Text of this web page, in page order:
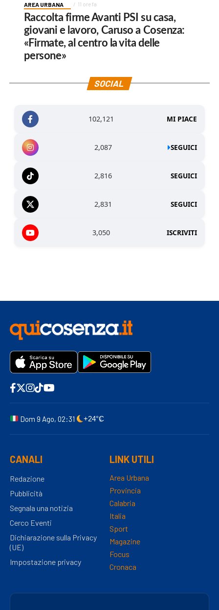
AREA URBANA 11 ore fa
Raccolta firme Avanti PSI su casa,
giovani e lavoro, Caruso a Cosenza:
«Firmate, al centro la vita delle
persone»
SOCIAL
102,121 MI PIACE
2,087 SEGUICI
2,816 SEGUICI
2,831 SEGUICI
3,050 ISCRIVITI
Dom 9 Ago, 02:31 +24°C
CANALI
Redazione
Pubblicità
Segnala una notizia
Cerco Eventi
Dichiarazione sulla Privacy
(UE)
Impostazione privacy
LINK UTILI
Area Urbana
Provincia
Calabria
Italia
Sport
Magazine
Focus
Cronaca